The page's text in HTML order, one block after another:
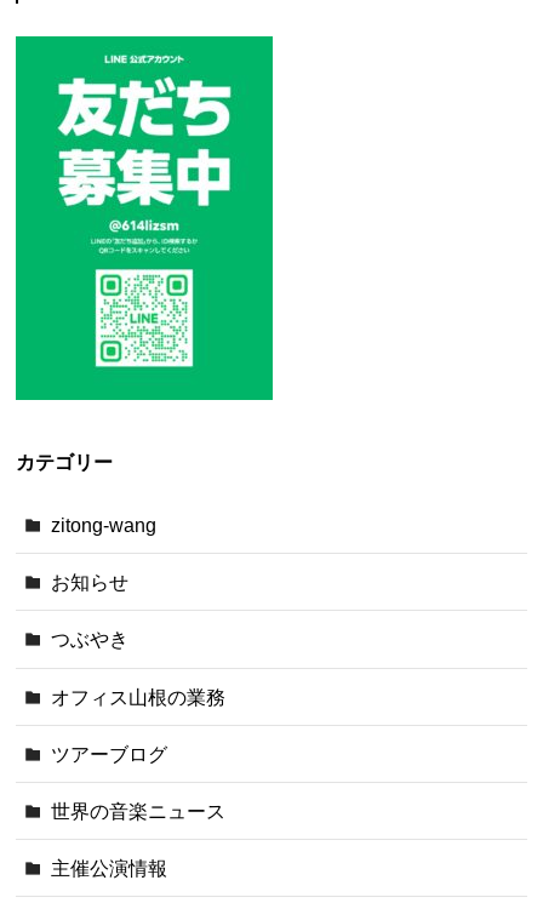
カテゴリー
zitong-wang
お知らせ
つぶやき
オフィス山根の業務
ツアーブログ
世界の音楽ニュース
主催公演情報